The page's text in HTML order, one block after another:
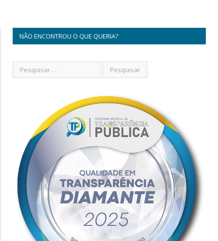
NÃO ENCONTROU O QUE QUERIA?